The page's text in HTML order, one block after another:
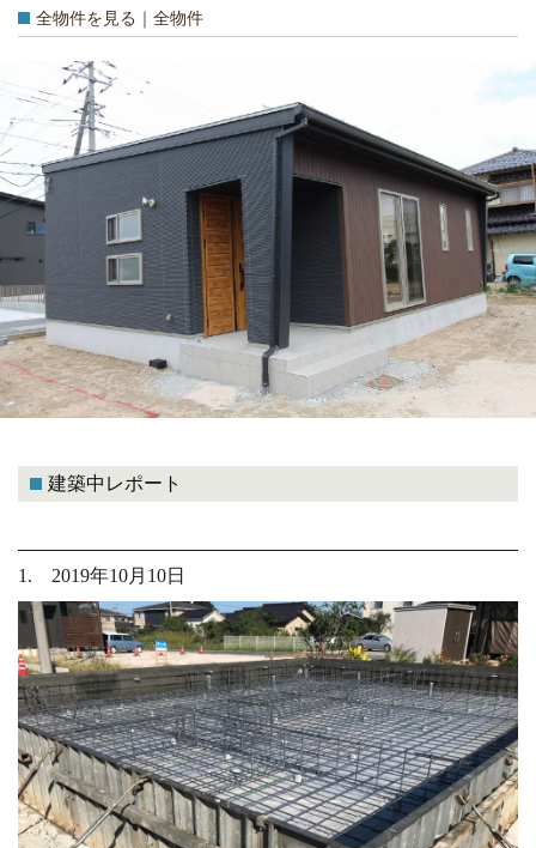
全物件を見る｜全物件
建築中レポート
1. 2019年10月10日